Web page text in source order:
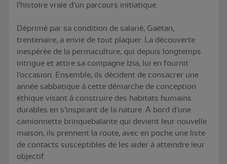
l’histoire vraie d’un parcours initiatique.
Déprimé par sa condition de salarié, Gaëtan,
trentenaire, a envie de tout plaquer. La découverte
inespérée de la permaculture, qui depuis longtemps
intrigue et attire sa compagne Izia, lui en fournit
l’occasion. Ensemble, ils décident de consacrer une
année sabbatique à cette démarche de conception
éthique visant à construire des habitats humains
durables en s’inspirant de la nature. À bord d’une
camionnette brinquebalante qui devient leur nouvelle
maison, ils prennent la route, avec en poche une liste
de contacts susceptibles de les aider à atteindre leur
objectif.